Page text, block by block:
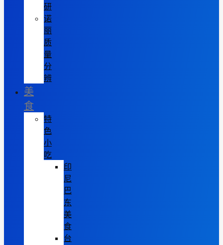
研
诺
丽
质
量
分
辨
美
食
特
色
小
吃
印
尼
巴
东
美
食
台